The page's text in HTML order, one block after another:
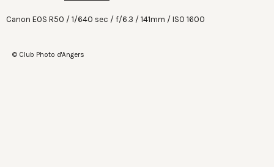
Canon EOS R50 1/640 sec f/6.3 141mm ISO 1600
© Club Photo d'Angers